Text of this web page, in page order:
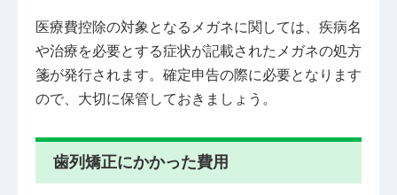
医療費控除の対象となるメガネに関しては、疾病名
や治療を必要とする症状が記載されたメガネの処方
箋が発行されます。確定申告の際に必要となります
ので、大切に保管しておきましょう。
歯列矯正にかかった費用